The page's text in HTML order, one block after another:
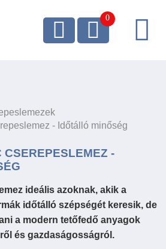
- Időtálló minőség
-
ideális azoknak, akik a
időtálló szépségét keresik, de
a modern tetőfedő anyagok
és gazdaságosságról.